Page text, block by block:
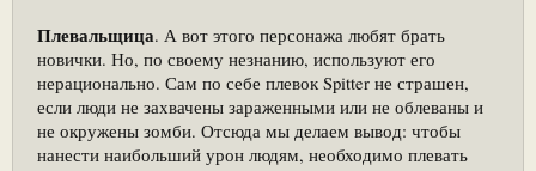
Плевальщица. А вот этого персонажа любят брать
новички. Но, по своему незнанию, используют его
нерационально. Сам по себе плевок Spitter не страшен,
если люди не захвачены зараженными или не облеваны и
не окружены зомби. Отсюда мы делаем вывод: чтобы
нанести наибольший урон людям, необходимо плевать